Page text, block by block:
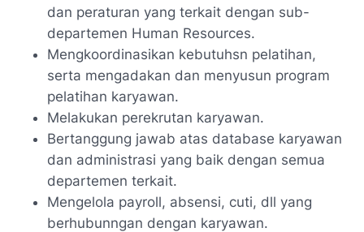
dan peraturan yang terkait dengan sub-
departemen Human Resources.
Mengkoordinasikan kebutuhsn pelatihan,
serta mengadakan dan menyusun program
pelatihan karyawan.
Melakukan perekrutan karyawan.
Bertanggung jawab atas database karyawan
dan administrasi yang baik dengan semua
departemen terkait.
Mengelola payroll, absensi, cuti, dll yang
berhubunngan dengan karyawan.